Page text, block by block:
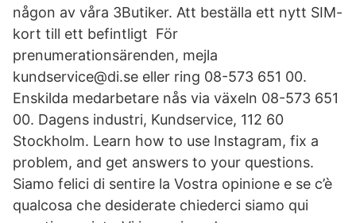
någon av våra 3Butiker. Att beställa ett nytt SIM-
kort till ett befintligt För
prenumerationsärenden, mejla
kundservice@di.se eller ring 08-573 651 00.
Enskilda medarbetare nås via växeln 08-573 651
00. Dagens industri, Kundservice, 112 60
Stockholm. Learn how to use Instagram, fix a
problem, and get answers to your questions.
Siamo felici di sentire la Vostra opinione e se c’è
qualcosa che desiderate chiederci siamo qui